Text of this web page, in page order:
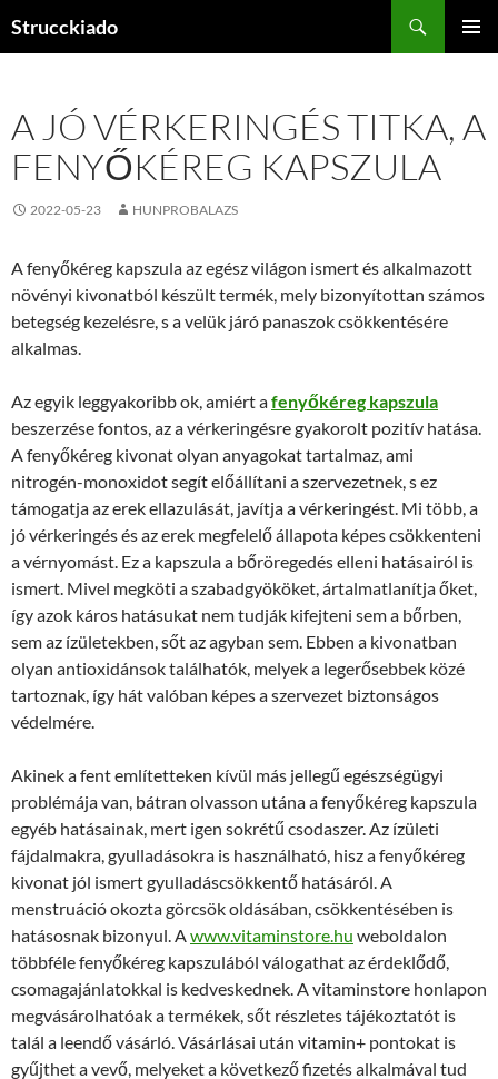
Strucckiado
A JÓ VÉRKERINGÉS TITKA, A
FENYŐKÉREG KAPSZULA
2022-05-23 HUNPROBALAZS
A fenyőkéreg kapszula az egész világon ismert és alkalmazott
növényi kivonatból készült termék, mely bizonyítottan számos
betegség kezelésre, s a velük járó panaszok csökkentésére
alkalmas.
Az egyik leggyakoribb ok, amiért afenyőkéreg kapszula
beszerzése fontos, az a vérkeringésre gyakorolt pozitív hatása.
A fenyőkéreg kivonat olyan anyagokat tartalmaz, ami
nitrogén-monoxidot segít előállítani a szervezetnek, s ez
támogatja az erek ellazulását, javítja a vérkeringést. Mi több, a
jó vérkeringés és az erek megfelelő állapota képes csökkenteni
a vérnyomást. Ez a kapszula a bőröregedés elleni hatásairól is
ismert. Mivel megköti a szabadgyököket, ártalmatlanítja őket,
így azok káros hatásukat nem tudják kifejteni sem a bőrben,
sem az ízületekben, sőt az agyban sem. Ebben a kivonatban
olyan antioxidánsok találhatók, melyek a legerősebbek közé
tartoznak, így hát valóban képes a szervezet biztonságos
védelmére.
Akinek a fent említetteken kívül más jellegű egészségügyi
problémája van, bátran olvasson utána a fenyőkéreg kapszula
egyéb hatásainak, mert igen sokrétű csodaszer. Az ízületi
fájdalmakra, gyulladásokra is használható, hisz a fenyőkéreg
kivonat jól ismert gyulladáscsökkentő hatásáról. A
menstruáció okozta görcsök oldásában, csökkentésében is
hatásosnak bizonyul. Awww.vitaminstore.hu weboldalon
többféle fenyőkéreg kapszulából válogathat az érdeklődő,
csomagajánlatokkal is kedveskednek. A vitaminstore honlapon
megvásárolhatóak a termékek, sőt részletes tájékoztatót is
talál a leendő vásárló. Vásárlásai után vitamin+ pontokat is
gyűjthet a vevő, melyeket a következő fizetés alkalmával tud